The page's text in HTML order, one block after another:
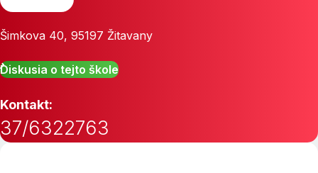
Šimkova 40, 95197 Žitavany
Diskusia o tejto škole
Kontakt:
37/6322763